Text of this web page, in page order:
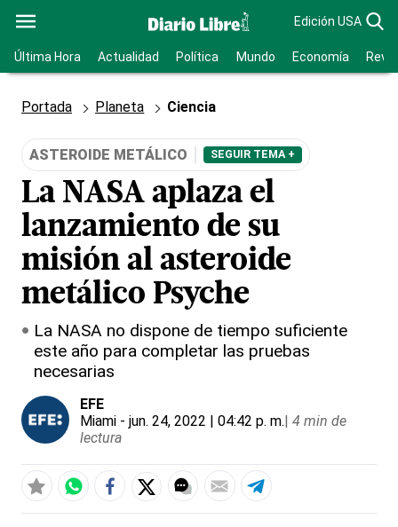
Edición USA
Última Hora Actualidad Política Mundo Economía
Portada Planeta Ciencia
ASTEROIDE METÁLICO SEGUIR TEMA +
La NASA aplaza el
lanzamiento de su
misión al asteroide
metálico Psyche
La NASA no dispone de tiempo suficiente
este año para completar las pruebas
necesarias
EFE
Miami - jun. 24, 2022 | 04:42 p. m.| 4 min de
lectura